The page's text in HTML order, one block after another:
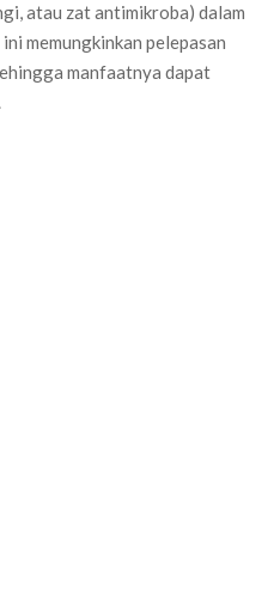
atau zat antimikroba) dalam
memungkinkan pelepasan
manfaatnya dapat